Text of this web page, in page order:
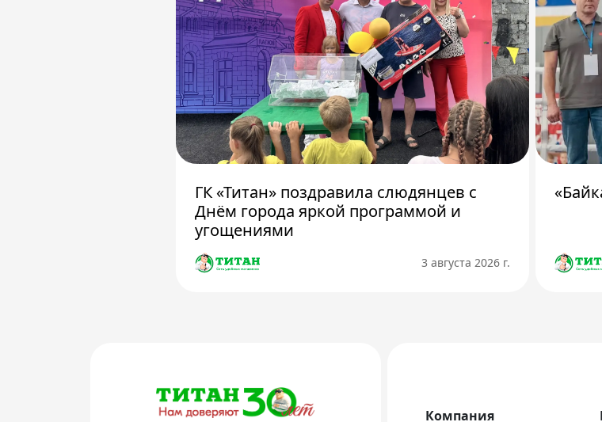
ГК «Титан» поздравила слюдянцев с
Днём города яркой программой и
угощениями
3 августа 2026 г.
Компания